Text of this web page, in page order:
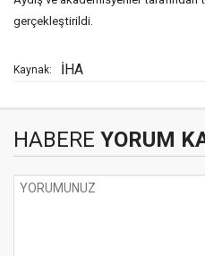
gerçekleştirildi.
Kaynak: İHA
HABERE YORUM